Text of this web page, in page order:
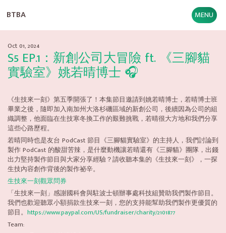
BTBA MENU
Oct 01, 2024
S5 EP.1：新創公司大冒險 ft. 《三腳貓
實驗室》姚若晴博士 🎧
《生技來一刻》第五季開張了！本集節目邀請到姚若晴博士，若晴博士班
畢業之後，隨即加入南加州大洛杉磯區域的新創公司，後續因為公司的組
織調整，他面臨在生技寒冬換工作的艱難挑戰，若晴很大方地和我們分享
這些心路歷程。
若晴同時也是友台 PodCast 節目《三腳貓實驗室》的主持人，我們討論到
製作 PodCast 的酸甜苦辣，是什麼動機讓若晴還有《三腳貓》團隊，出錢
出力堅持製作節目與大家分享經驗？請收聽本集的《生技來一刻》，一探
生技內容創作背後的製作祕辛。
生技來一刻觀眾問券
「生技來一刻」感謝國科會與駐波士頓辦事處科技組贊助我們製作節目。
我們也歡迎聽眾小額捐款生技來一刻，您的支持能幫助我們製作更優質的
節目。 https://www.paypal.com/US/fundraiser/charity/2101877
Team: